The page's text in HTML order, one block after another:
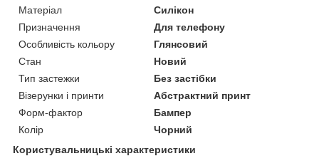
Матеріал
Силікон
Призначення
Для телефону
Особливість кольору
Глянсовий
Стан
Новий
Тип застежки
Без застібки
Візерунки і принти
Абстрактний принт
Форм-фактор
Бампер
Колір
Чорний
Користувальницькі характеристики